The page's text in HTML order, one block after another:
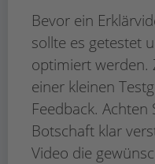
Bevor ein
sollte es getestet
optimiert werden.
einer kleinen
Feedback. Achten
Botschaft klar
Video die